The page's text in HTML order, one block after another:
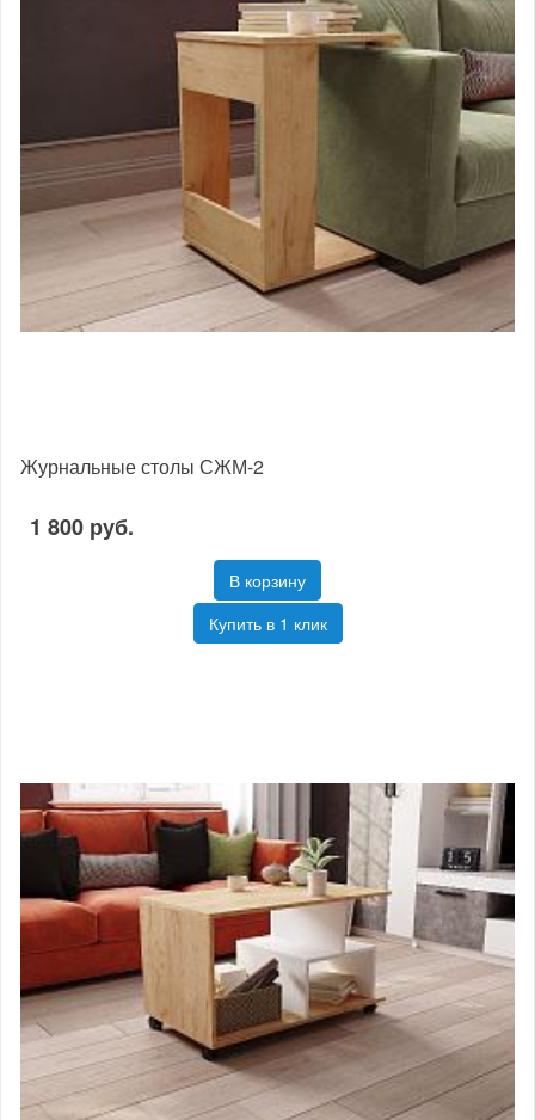
Журнальные столы СЖМ-2
1 800 руб.
В корзину
Купить в 1 клик